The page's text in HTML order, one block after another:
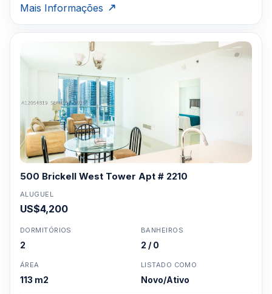
Mais Informações
500 Brickell West Tower Apt # 2210
ALUGUEL
US$4,200
DORMITÓRIOS
2
BANHEIROS
2 / 0
ÁREA
113 m2
LISTADO COMO
Novo/Ativo